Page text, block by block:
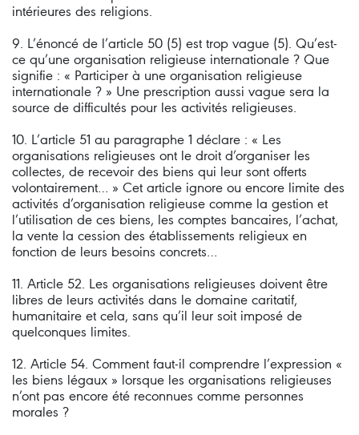
intérieures des religions.
9. L’énoncé de l’article 50 (5) est trop vague (5). Qu’est-
ce qu’une organisation religieuse internationale ? Que
signifie : « Participer à une organisation religieuse
internationale ? » Une prescription aussi vague sera la
source de difficultés pour les activités religieuses.
10. L’article 51 au paragraphe 1 déclare : « Les
organisations religieuses ont le droit d’organiser les
collectes, de recevoir des biens qui leur sont offerts
volontairement… » Cet article ignore ou encore limite des
activités d’organisation religieuse comme la gestion et
l’utilisation de ces biens, les comptes bancaires, l’achat,
la vente la cession des établissements religieux en
fonction de leurs besoins concrets…
11. Article 52. Les organisations religieuses doivent être
libres de leurs activités dans le domaine caritatif,
humanitaire et cela, sans qu’il leur soit imposé de
quelconques limites.
12. Article 54. Comment faut-il comprendre l’expression «
les biens légaux » lorsque les organisations religieuses
n’ont pas encore été reconnues comme personnes
morales ?